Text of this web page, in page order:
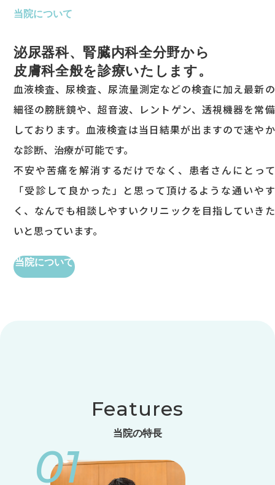
当院について
泌尿器科、腎臓内科全分野から
皮膚科全般を診療いたします。
血液検査、尿検査、尿流量測定などの検査に加え最新の
細径の膀胱鏡や、超音波、レントゲン、透視機器を常備
しております。血液検査は当日結果が出ますので速やか
な診断、治療が可能です。
不安や苦痛を解消するだけでなく、患者さんにとって
「受診して良かった」と思って頂けるような通いやす
く、なんでも相談しやすいクリニックを目指していきた
いと思っています。
当院について
Features
当院の特長
01